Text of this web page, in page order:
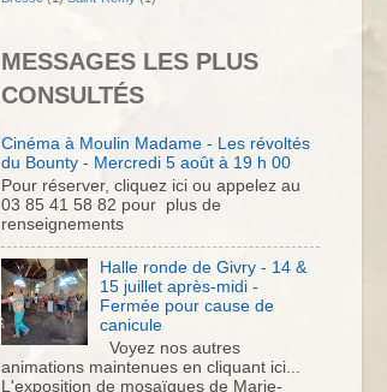
MESSAGES LES PLUS
CONSULTÉS
Cinéma à Moulin Madame - Les révoltés
du Bounty - Mercredi 5 août à 19 h 00
Pour réserver, cliquez ici ou appelez au
03 85 41 58 82 pour plus de
renseignements
Halle ronde de Givry - 14 &
15 juillet après-midi -
Fermée pour cause de
canicule
Voyez nos autres
animations maintenues en cliquant ici...
L'exposition de mosaïques de Marie-